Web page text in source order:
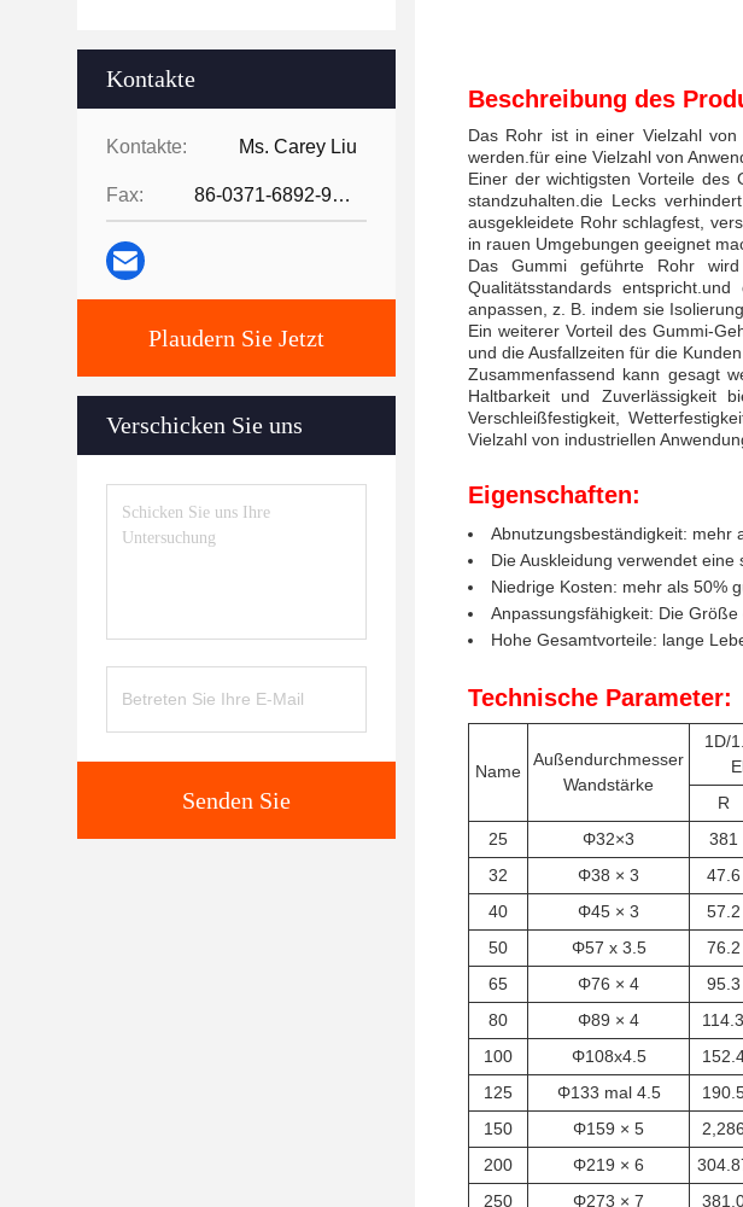
Kontakte
Kontakte: Ms. Carey Liu
Fax: 86-0371-6892-9024
Plaudern Sie Jetzt
Verschicken Sie uns
Senden Sie
Beschreibung des
Das Rohr ist in einer Vielzahl
werden.für eine Vielzahl von
Einer der wichtigsten Vorteile des
standzuhalten.die Lecks
ausgekleidete Rohr schlagfest,
in rauen Umgebungen geeignet
Das Gummi geführte Rohr
Qualitätsstandards
anpassen, z. B. indem sie
Ein weiterer Vorteil des Gummi-
und die Ausfallzeiten für die
Zusammenfassend kann gesagt
Haltbarkeit und Zuverlässigkeit
Verschleißfestigkeit,
Vielzahl von industriellen
Eigenschaften:
Abnutzungsbeständigkeit: mehr
Die Auskleidung verwendet
Niedrige Kosten: mehr als 50%
Anpassungsfähigkeit: Die
Hohe Gesamtvorteile: lange
Technische Parameter:
Name
Außendurchmesser
Wandstärke
1D/
R
25
Φ32×3 381
32
Φ38 × 3 47.6
40
Φ45 × 3 57.2
50
Φ57 x 3.5 76.2
65
Φ76 × 4 95.3
80
Φ89 × 4 114.3
100
Φ108x4.5
125
Φ133 mal 4.5
150
Φ159 × 5 2,286
200
Φ219 × 6
250
Φ273 × 7